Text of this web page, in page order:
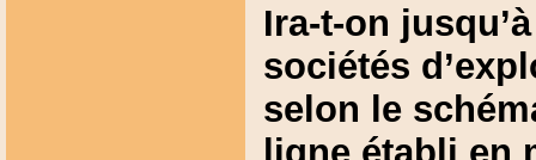
Ira-t-on
sociétés
selon le